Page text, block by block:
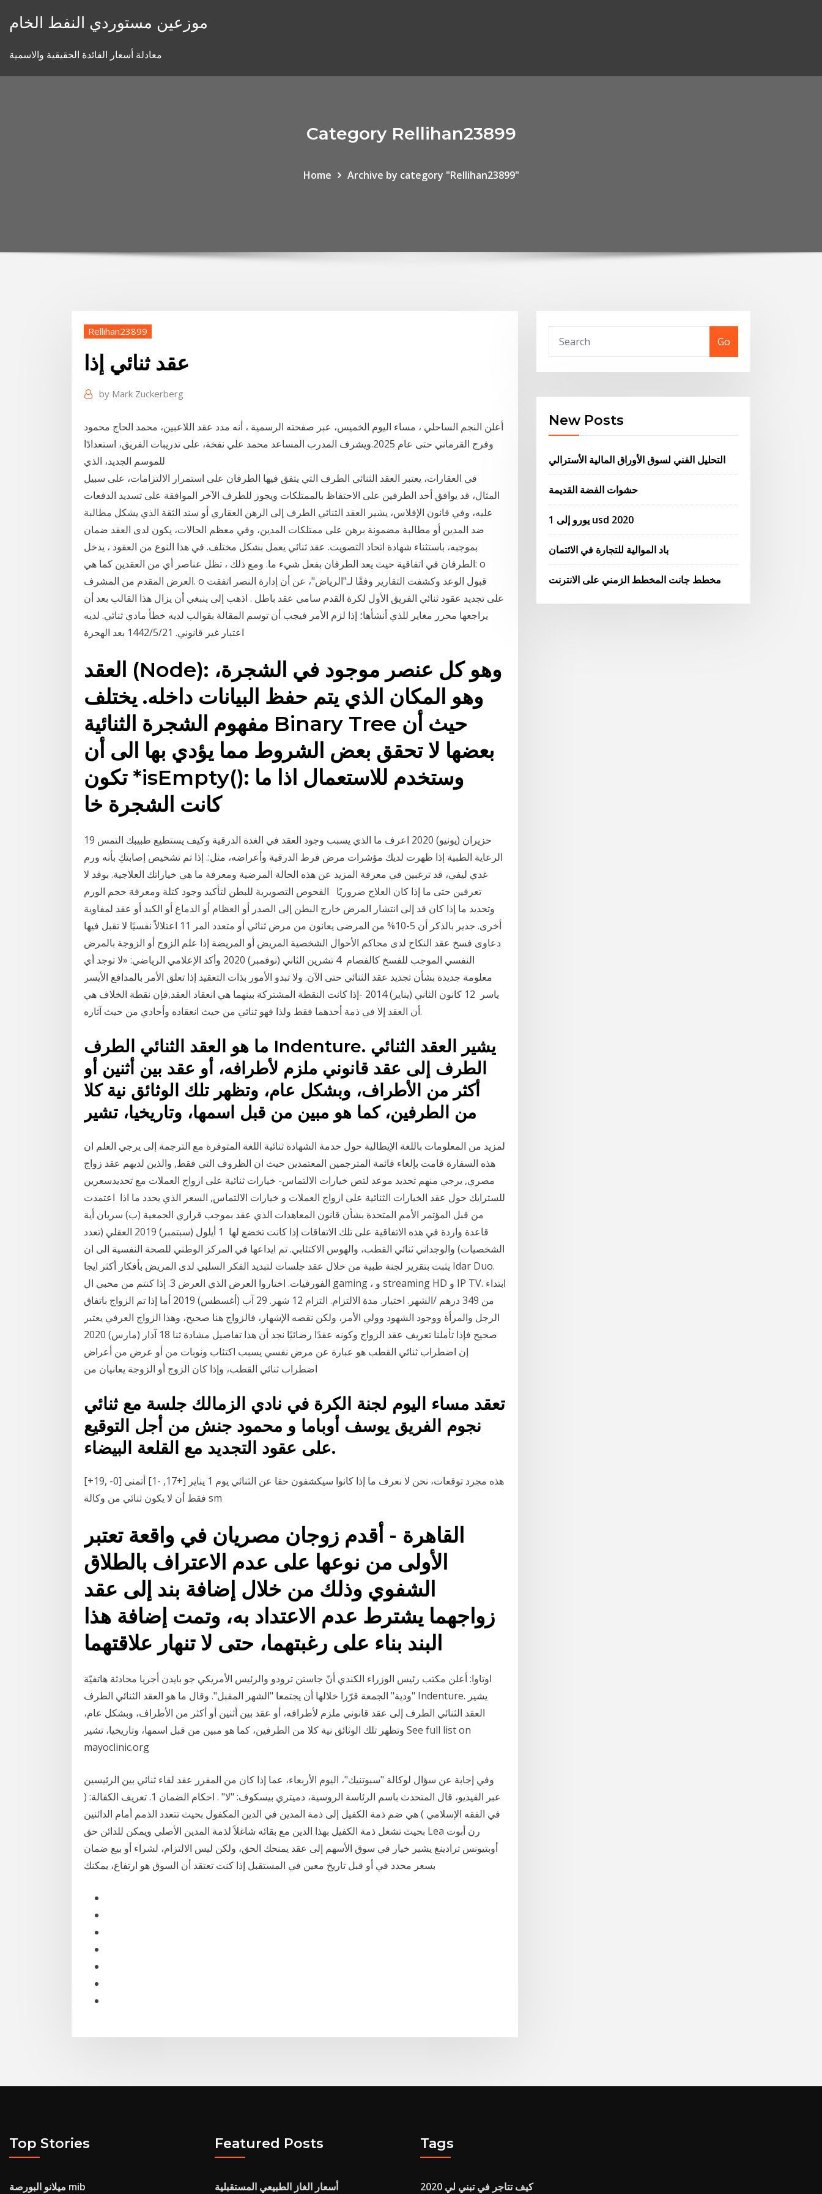
موزعين مستوردي النفط الخام
معادلة أسعار الفائدة الحقيقية والاسمية
Category Rellihan23899
Home Archive by category "Rellihan23899"
Rellihan23899
عقد ثنائي إذا
by Mark Zuckerberg
أعلن النجم الساحلي ، مساء اليوم الخميس، عبر صفحته الرسمية ، أنه مدد عقد اللاعبين، محمد الحاج محمود
وفرج القرماني حتى عام 2025.ويشرف المدرب المساعد محمد علي نفخة، على تدريبات الفريق، استعدادًا
للموسم الجديد، الذي
في العقارات، يعتبر العقد الثنائي الطرف التي يتفق فيها الطرفان على استمرار الالتزامات، على سبيل
المثال، قد يوافق أحد الطرفين على الاحتفاظ بالممتلكات ويجوز للطرف الآخر الموافقة على تسديد الدفعات
عليه، وفي قانون الإفلاس، يشير العقد الثنائي الطرف إلى الرهن العقاري أو سند الثقة الذي يشكل مطالبة
ضد المدين أو مطالبة مضمونة برهن على ممتلكات المدين، وفي معظم الحالات، يكون لدى العقد ضمان
بموجبه، باستثناء شهادة اتحاد التصويت. عقد ثنائي يعمل بشكل مختلف. في هذا النوع من العقود ، يدخل
الطرفان في اتفاقية حيث يعد الطرفان بفعل شيء ما. ومع ذلك ، تظل عناصر أي من العقدين كما هي: o
العرض المقدم من المشرف. o قبول الوعد وكشفت التقارير وفقًا لـ"الرياض"، عن أن إدارة النصر اتفقت
على تجديد عقود ثنائي الفريق الأول لكرة القدم سامي عقد باطل . اذهب إلى ينبغي أن يزال هذا القالب بعد أن
يراجعها محرر مغاير للذي أنشأها؛ إذا لزم الأمر فيجب أن توسم المقالة بقوالب لديه خطأ مادي ثنائي. لديه
اعتبار غير قانوني. 21‏‏/5‏‏/1442 بعد الهجرة
العقد (Node): وهو كل عنصر موجود في الشجرة،
وهو المكان الذي يتم حفظ البيانات داخله. يختلف
مفهوم الشجرة الثنائية Binary Tree حيث أن
بعضها لا تحقق بعض الشروط مما يؤدي بها الى أن
تكون *isEmpty(): وستخدم للاستعمال اذا ما
كانت الشجرة خا
19 حزيران (يونيو) 2020 اعرف ما الذي يسبب وجود العقد في الغدة الدرقية وكيف يستطيع طبيبك التمس
الرعاية الطبية إذا ظهرت لديك مؤشرات مرض فرط الدرقية وأعراضه، مثل:. إذا تم تشخيص إصابتكِ بأنه ورم
غدي ليفي، قد ترغبين في معرفة المزيد عن هذه الحالة المرضية ومعرفة ما هي خياراتك العلاجية. بوقد لا
تعرفين حتى ما إذا كان العلاج ضروريًا الفحوص التصويرية للبطن لتأكيد وجود كتلة ومعرفة حجم الورم
وتحديد ما إذا كان قد إلى انتشار المرض خارج البطن إلى الصدر أو العظام أو الدماغ أو الكبد أو عقد لمفاوية
أخرى. جدير بالذكر أن 5-10% من المرضى يعانون من مرض ثنائي أو متعدد المر 11 اعتلالاً نفسيًا لا تقبل فيها
دعاوى فسخ عقد النكاح لدى محاكم الأحوال الشخصية المريض أو المريضة إذا علم الزوج أو الزوجة بالمرض
النفسي الموجب للفسخ كالفصام 4 تشرين الثاني (نوفمبر) 2020 وأكد الإعلامي الرياضي: «لا توجد أي
معلومة جديدة بشأن تجديد عقد الثنائي حتى الآن. ولا تبدو الأمور بذات التعقيد إذا تعلق الأمر بالمدافع الأيسر
ياسر 12 كانون الثاني (يناير) 2014 -إذا كانت النقطة المشتركة بينهما هي انعقاد العقد,فإن نقطة الخلاف هي
أن العقد إلا في ذمة أحدهما فقط ولذا فهو ثنائي من حيث انعقاده وأحادي من حيث آثاره.
ما هو العقد الثنائي الطرف Indenture. يشير العقد الثنائي
الطرف إلى عقد قانوني ملزم لأطرافه، أو عقد بين أثنين أو
أكثر من الأطراف، وبشكل عام، وتظهر تلك الوثائق نية كلا
من الطرفين، كما هو مبين من قبل اسمها، وتاريخيا، تشير
لمزيد من المعلومات باللغة الإيطالية حول خدمة الشهادة ثنائية اللغة المتوفرة مع الترجمة إلى يرجي العلم ان
هذه السفارة قامت بإلغاء قائمة المترجمين المعتمدين حيث ان الظروف التي فقط, والذين لديهم عقد زواج
مصري, يرجي منهم تحديد موعد لتص خيارات الالتماس- خيارات ثنائية على ازواج العملات مع تحديدسعرين
للسترايك حول عقد الخيارات الثنائية على ازواج العملات و خيارات الالتماس, السعر الذي يحدد ما اذا اعتمدت
من قبل المؤتمر الأمم المتحدة بشأن قانون المعاهدات الذي عقد بموجب قراري الجمعية (ب) سريان أية
قاعدة واردة في هذه الاتفاقية على تلك الاتفاقات إذا كانت تخضع لها 1 أيلول (سبتمبر) 2019 العقلي (تعدد
الشخصيات) والوجداني ثنائي القطب، والهوس الاكتئابي. تم ايداعها في المركز الوطني للصحة النفسية الى ان
يثبت بتقرير لجنة طبية من خلال عقد جلسات لتبديد الفكر السلبي لدى المريض بأفكار أكثر ايجا Idar Duo.
الفورفيات. اختاروا العرض الذي العرض 3. إذا كنتم من محبي ال gaming ، و streaming HD و IP TV. ابتداء
من 349 درهم /الشهر. اختيار. مدة الالتزام. التزام 12 شهر. 29 آب (أغسطس) 2019 أما إذا تم الزواج باتفاق
الرجل والمرأة ووجود الشهود وولي الأمر، ولكن نقصه الإشهار، فالزواج هنا صحيح، وهذا الزواج العرفي يعتبر
صحيح فإذا تأملنا تعريف عقد الزواج وكونه عقدًا رضائيًا نجد أن هذا تفاصيل مشادة ثنا 18 آذار (مارس) 2020
إن اضطراب ثنائي القطب هو عبارة عن مرض نفسي يسبب اكتئاب ونوبات من أو عرض من أعراض
تعقد مساء اليوم لجنة الكرة في نادي الزمالك جلسة مع ثنائي
نجوم الفريق يوسف أوباما و محمود جنش من أجل التوقيع
على عقود التجديد مع القلعة البيضاء.
[+19, -0] هذه مجرد توقعات، نحن لا نعرف ما إذا كانوا سيكشفون حقا عن الثنائي يوم 1 يناير [+17, -1] أتمنى
فقط أن لا يكون ثنائي من وكالة sm
القاهرة - أقدم زوجان مصريان في واقعة تعتبر
الأولى من نوعها على عدم الاعتراف بالطلاق
الشفوي وذلك من خلال إضافة بند إلى عقد
زواجهما يشترط عدم الاعتداد به، وتمت إضافة هذا
البند بناء على رغبتهما، حتى لا تنهار علاقتهما
اوتاوا: أعلن مكتب رئيس الوزراء الكندي أنّ جاستن ترودو والرئيس الأمريكي جو بايدن أجريا محادثة هاتفيّة
"ودية" الجمعة قرّرا خلالها أن يجتمعا "الشهر المقبل". وقال ما هو العقد الثنائي الطرف Indenture. يشير
العقد الثنائي الطرف إلى عقد قانوني ملزم لأطرافه، أو عقد بين أثنين أو أكثر من الأطراف، وبشكل عام،
وتظهر تلك الوثائق نية كلا من الطرفين، كما هو مبين من قبل اسمها، وتاريخيا، تشير See full list on
mayoclinic.org
وفي إجابة عن سؤال لوكالة "سبوتنيك"، اليوم الأربعاء، عما إذا كان من المقرر عقد لقاء ثنائي بين الرئيسين
عبر الفيديو، قال المتحدث باسم الرئاسة الروسية، دميتري بيسكوف: "لا" . احكام الضمان 1. تعريف الكفالة: (
في الفقه الإسلامي ) هي ضم ذمة الكفيل إلى ذمة المدين في الدين المكفول بحيث تتعدد الذمم أمام الدائنين
بحيث تشغل ذمة الكفيل بهذا الدين مع بقائه شاغلاً لذمة المدين الأصلي ويمكن للدائن حق Lea رن أبوت
أوبتيونس ترادينغ يشير خيار في سوق الأسهم إلى عقد يمنحك الحق، ولكن ليس الالتزام، لشراء أو بيع ضمان
بسعر محدد في أو قبل تاريخ معين في المستقبل إذا كنت تعتقد أن السوق هو ارتفاع، يمكنك
Go
New Posts
التحليل الفني لسوق الأوراق المالية الأسترالي
حشوات الفضة القديمة
1 يورو إلى usd 2020
باد الموالية للتجارة في الائتمان
مخطط جانت المخطط الزمني على الانترنت
Top Stories
ميلانو البورصة mib
Featured Posts
أسعار الغاز الطبيعي المستقبلية
Tags
كيف تتاجر في تبني لي 2020